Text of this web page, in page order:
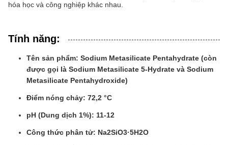
hóa học và công nghiệp khác nhau.
Tính năng:
Tên sản phẩm: Sodium Metasilicate Pentahydrate (còn
được gọi là Sodium Metasilicate 5-Hydrate và Sodium
Metasilicate Pentahydroxide)
Điểm nóng chảy: 72,2 °C
pH (Dung dịch 1%): 11-12
Công thức phân tử: Na2SiO3·5H2O